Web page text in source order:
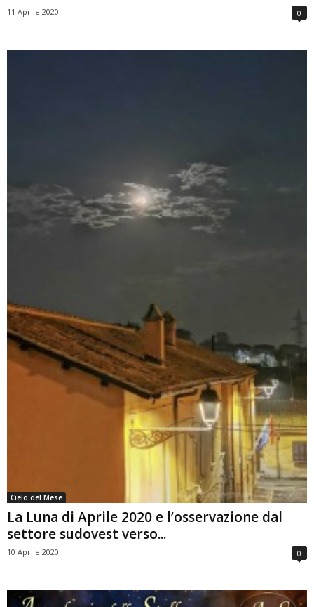
11 Aprile 2020 0
Cielo del Mese
La Luna di Aprile 2020 e l’osservazione dal
settore sudovest verso...
10 Aprile 2020 0